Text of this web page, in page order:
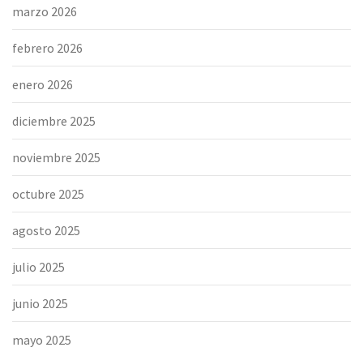
marzo 2026
febrero 2026
enero 2026
diciembre 2025
noviembre 2025
octubre 2025
agosto 2025
julio 2025
junio 2025
mayo 2025